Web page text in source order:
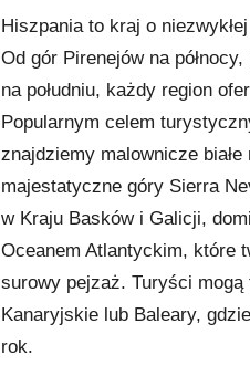
Hiszpania to kraj o
Od gór Pirenejów na
na południu, każdy region
Popularnym celem
znajdziemy malownicze
majestatyczne góry Sierra
w Kraju Basków i Galicji,
Oceanem Atlantyckim, które
surowy pejzaż. Turyści
Kanaryjskie lub Baleary,
rok.